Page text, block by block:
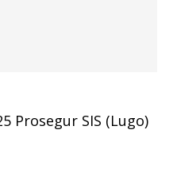
Prosegur SIS (Lugo)